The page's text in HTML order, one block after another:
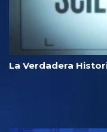
La Verdadera